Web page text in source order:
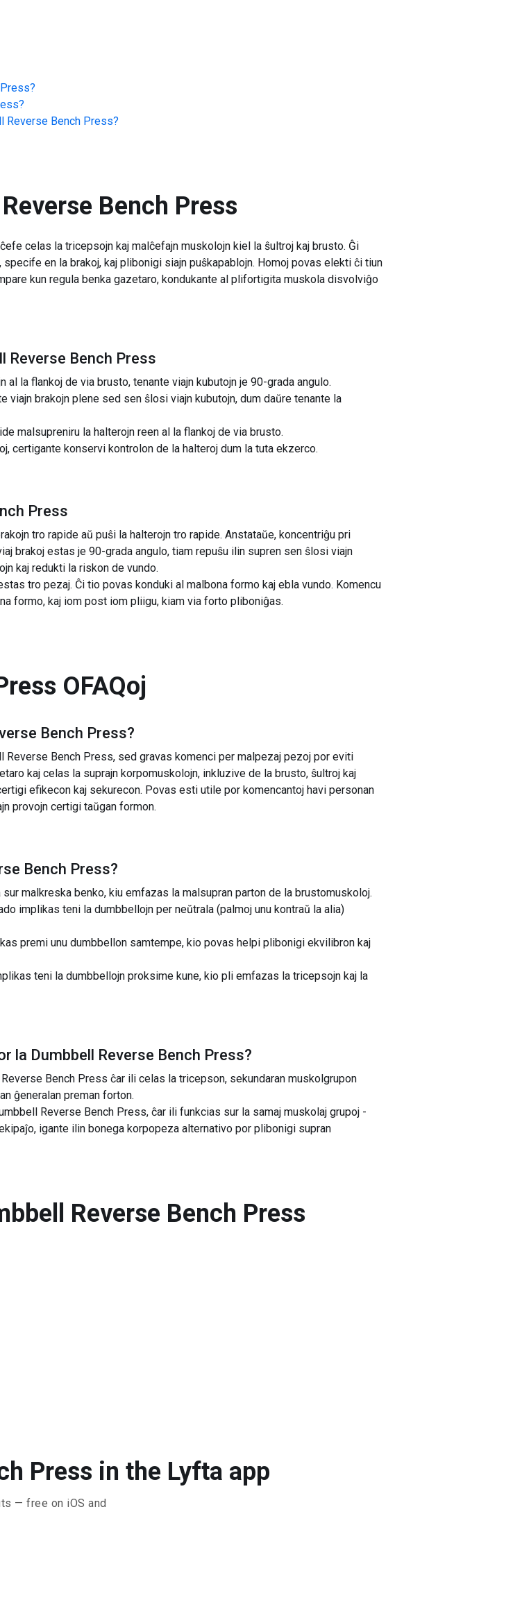
?
?
Reverse Bench Press?
Bench Press
celas la tricepsojn kaj malĉefajn muskolojn kiel la ŝultroj kaj brusto. Ĝi
en la brakoj, kaj plibonigi siajn puŝkapablojn. Homoj povas elekti ĉi tiun
kun regula benka gazetaro, kondukante al plifortigita muskola disvolviĝo
Reverse Bench Press
la flankoj de via brusto, tenante viajn kubutojn je 90-grada angulo.
viajn brakojn plene sed sen ŝlosi viajn kubutojn, dum daŭre tenante la
malsupreniru la halterojn reen al la flankoj de via brusto.
certigante konservi kontrolon de la halteroj dum la tuta ekzerco.
Press
tro rapide aŭ puŝi la halterojn tro rapide. Anstataŭe, koncentriĝu pri
brakoj estas je 90-grada angulo, tiam repuŝu ilin supren sen ŝlosi viajn
kaj redukti la riskon de vundo.
tro pezaj. Ĉi tio povas konduki al malbona formo kaj ebla vundo. Komencu
formo, kaj iom post iom pliigu, kiam via forto pliboniĝas.
OFAQoj
Bench Press?
Bench Press, sed gravas komenci per malpezaj pezoj por eviti
kaj celas la suprajn korpomuskolojn, inkluzive de la brusto, ŝultroj kaj
efikecon kaj sekurecon. Povas esti utile por komencantoj havi personan
provojn certigi taŭgan formon.
Bench Press?
malkreska benko, kiu emfazas la malsupran parton de la brustomuskoloj.
implikas teni la dumbbellojn per neŭtrala (palmoj unu kontraŭ la alia)
premi unu dumbbellon samtempe, kio povas helpi plibonigi ekvilibron kaj
teni la dumbbellojn proksime kune, kio pli emfazas la tricepsojn kaj la
la Dumbbell Reverse Bench Press?
Bench Press ĉar ili celas la tricepson, sekundaran muskolgrupon
ĝeneralan preman forton.
Reverse Bench Press, ĉar ili funkcias sur la samaj muskolaj grupoj -
igante ilin bonega korpopeza alternativo por plibonigi supran
Reverse Bench Press
Press in the Lyfta app
— free on iOS and